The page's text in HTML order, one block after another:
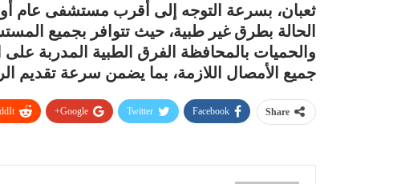
ثعبان، بسرعة التوجه إلى أقرب مستشفى عام
الحالة بطرق غير طبية، حيث تتوافر بجميع
والحميات بالمحافظة الفرق الطبية المدربة على
جميع الأمصال اللازمة، بما يضمن سرعة تقديم
Share
Facebook
Twitter
Google+